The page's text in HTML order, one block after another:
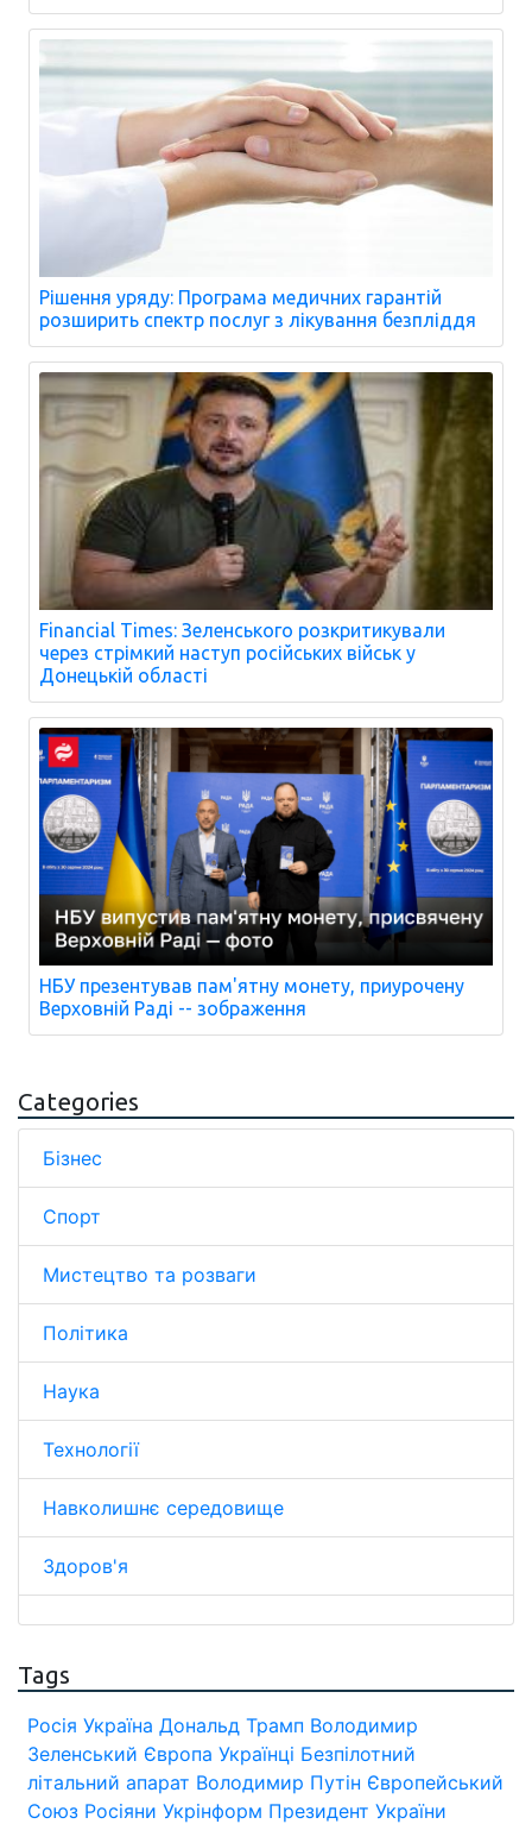
Рішення уряду: Програма медичних гарантій
розширить спектр послуг з лікування безпліддя
Financial Times: Зеленського розкритикували
через стрімкий наступ російських військ у
Донецькій області
НБУ презентував пам'ятну монету, приурочену
Верховній Раді -- зображення
Categories
Бізнес
Спорт
Мистецтво та розваги
Політика
Наука
Технології
Навколишнє середовище
Здоров'я
Tags
Росія Україна Дональд Трамп Володимир
Зеленський Європа Українці Безпілотний
літальний апарат Володимир Путін Європейський
Союз Росіяни Укрінформ Президент України